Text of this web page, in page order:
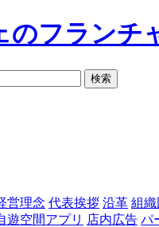
のフランチ
営理念 代表挨拶 沿革 組織
遊空間アプリ 店内広告 パ